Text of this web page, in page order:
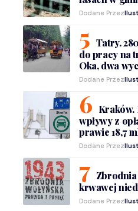
Dodane Przez
Tatry.
do pracy na
Oka, dwa
Dodane Przez
Kraków.
wpływy z
prawie 18,7
Dodane Przez
Zbrodnia
krwawej
Dodane Przez